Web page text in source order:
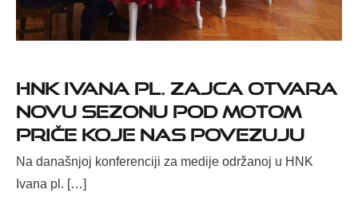
HNK Ivana pl. Zajca otvara
novu sezonu pod motom
Priče koje nas povezuju
Na današnjoj konferenciji za medije održanoj u HNK
Ivana pl. […]